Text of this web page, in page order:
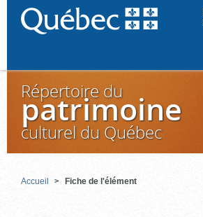
Répertoire du
patrimoine
culturel du Québec
Accueil Fiche de l'élément